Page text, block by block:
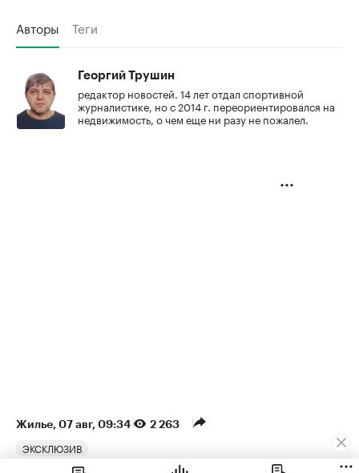
Авторы Теги
Георгий Трушин
редактор новостей. 14 лет отдал спортивной
журналистике, но с 2014 г. переориентировался на
недвижимость, о чем еще ни разу не пожалел.
Жилье⁠, 07 авг, 09:34 2 263
ЭКСКЛЮЗИВ